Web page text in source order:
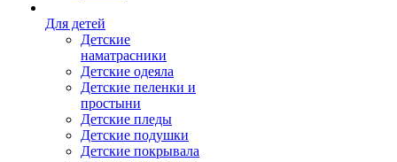
Для детей
Детские
наматрасники
Детские одеяла
Детские пеленки и
простыни
Детские пледы
Детские подушки
Детские покрывала